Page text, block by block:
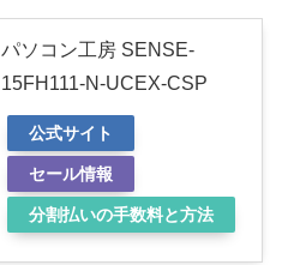
パソコン工房 SENSE-
15FH111-N-UCEX-CSP
公式サイト
セール情報
分割払いの手数料と方法